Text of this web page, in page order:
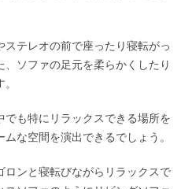
テレオの前で座ったり寝転がっ
ソファの足元を柔らかくしたり
も特にリラックスできる場所を
な空間を演出できるでしょう。
ンと寝転びながらリラックスで